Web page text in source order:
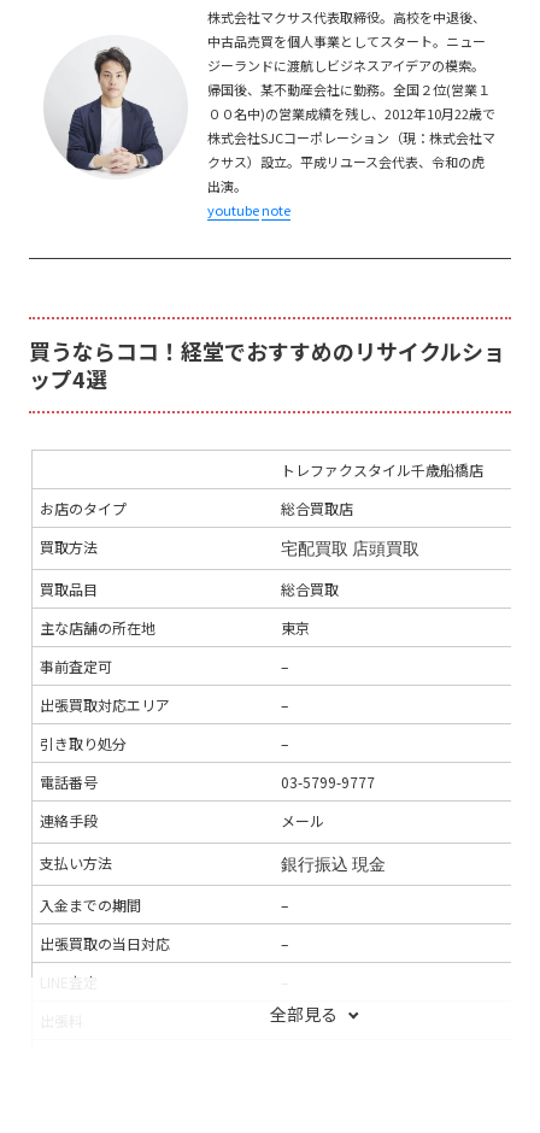
株式会社マクサス代表取締役。高校を中退後、
中古品売買を個人事業としてスタート。ニュー
ジーランドに渡航しビジネスアイデアの模索。
帰国後、某不動産会社に勤務。全国２位(営業１
００名中)の営業成績を残し、2012年10月22歳で
株式会社SJCコーポレーション（現：株式会社マ
クサス）設立。平成リユース会代表、令和の虎
出演。
youtubenote
買うならココ！経堂でおすすめのリサイクルショ
ップ4選
トレファクスタイル千歳船橋店
お店のタイプ
総合買取店
買取方法
宅配買取 店頭買取
買取品目 総合買取
主な店舗の所在地
東京
事前査定可
–
出張買取対応エリア
–
引き取り処分
–
電話番号
03-5799-9777
連絡手段
メール
支払い方法 銀行振込 現金
入金までの期間 –
出張買取の当日対応
–
LINE査定
–
全部見る